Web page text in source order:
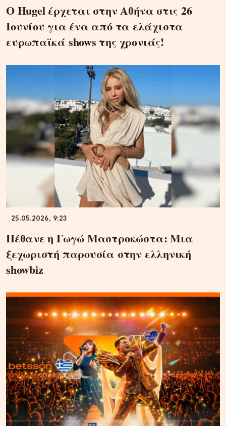
Ο Hugel έρχεται στην Αθήνα στις 26
Ιουνίου για ένα από τα ελάχιστα
ευρωπαϊκά shows της χρονιάς!
25.05.2026, 9:23
Πέθανε η Γωγώ Μαστροκώστα: Μια
ξεχωριστή παρουσία στην ελληνική
showbiz